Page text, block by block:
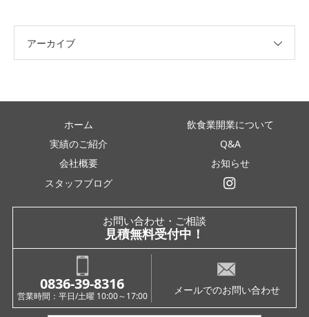
アーカイブ
ホーム
飲食業開業について
実績のご紹介
Q&A
会社概要
お知らせ
スタッフブログ
お問い合わせ・ご相談
見積無料受付中！
0836-39-8316
営業時間：平日/土曜 10:00～17:00 メールでのお問い合わせ